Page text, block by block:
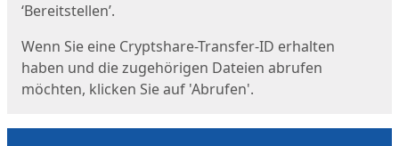
‘Bereitstellen’.
Wenn Sie eine Cryptshare-Transfer-ID erhalten
haben und die zugehörigen Dateien abrufen
möchten, klicken Sie auf 'Abrufen'.